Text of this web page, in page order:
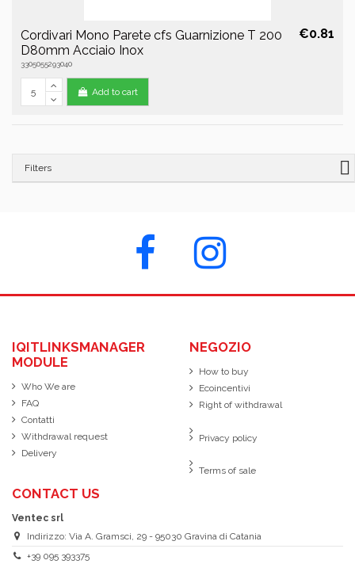
Cordivari Mono Parete cfs Guarnizione T 200
D80mm Acciaio Inox
3305055293040
€0.81
Add to cart
Filters
IQITLINKSMANAGER
MODULE
Who We are
FAQ
Contatti
Withdrawal request
Delivery
NEGOZIO
How to buy
Ecoincentivi
Right of withdrawal
Privacy policy
Terms of sale
CONTACT US
Ventec srl
Indirizzo: Via A. Gramsci, 29 - 95030 Gravina di Catania
+39 095 393375